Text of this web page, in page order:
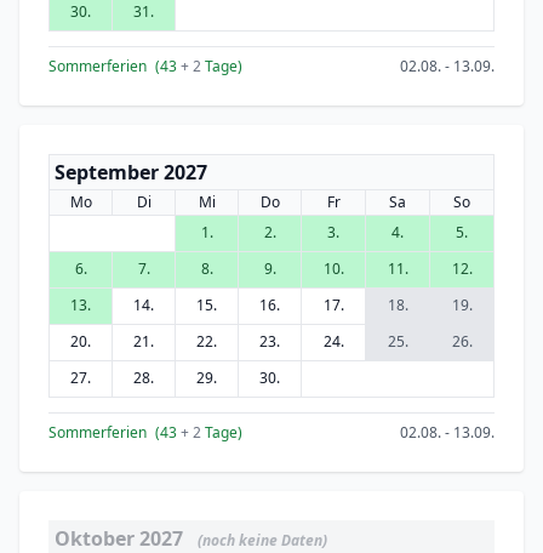
30.
31.
Sommerferien (43+ 2Tage) 02.08. - 13.09.
September 2027
Mo Di Mi Do Fr Sa
So
1.
2. 3. 4.
5.
6.
7. 8. 9. 10. 11.
12.
13.
14. 15. 16. 17. 18.
19.
20.
21. 22. 23. 24. 25.
26.
27.
28. 29. 30.
Sommerferien (43+ 2Tage) 02.08. - 13.09.
Oktober 2027
(noch keine Daten)